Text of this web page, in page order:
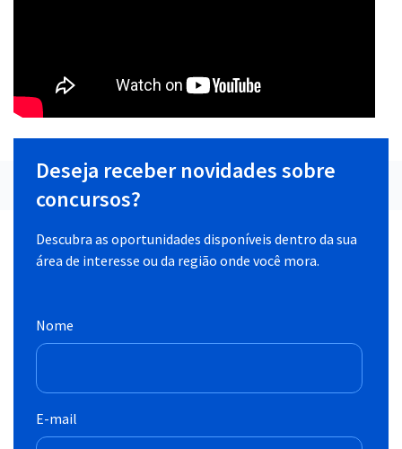
Deseja receber novidades sobre
concursos?
Descubra as oportunidades disponíveis dentro da sua
área de interesse ou da região onde você mora.
Nome
E-mail